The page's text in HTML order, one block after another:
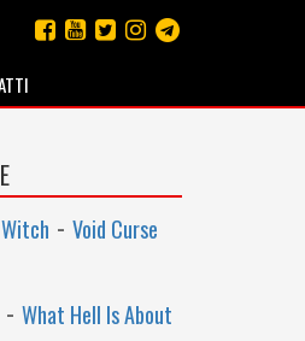
- Void Curse
- What Hell Is About